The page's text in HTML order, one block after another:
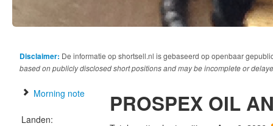
Disclaimer: De informatie op shortsell.nl is gebaseerd op openbaar
based on publicly disclosed short positions and may be incomplete or
Morning note
Landen:
PROSPEX OIL